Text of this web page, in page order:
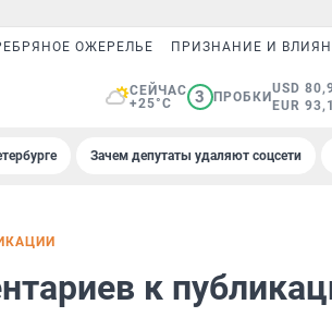
ОЖЕРЕЛЬЕ ПРИЗНАНИЕ И
СЕЙЧАС
+25°C
3 ПРОБКИ
USD
EUR
Зачем депутаты удаляют соцсети
к